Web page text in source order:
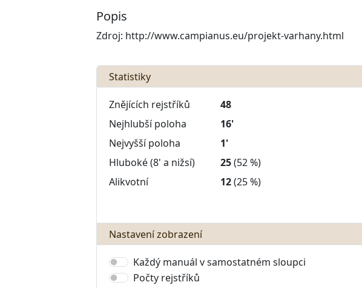
Popis
Zdroj: http://www.campianus.eu/projekt-varhany.html
Statistiky
Znějících rejstříků
48
Nejhlubší poloha
16'
Nejvyšší poloha
1'
Hluboké (8' a nižsí)
25(52 %)
Alikvotní
12(25 %)
Nastavení zobrazení
Každý manuál v samostatném sloupci
Počty rejstříků